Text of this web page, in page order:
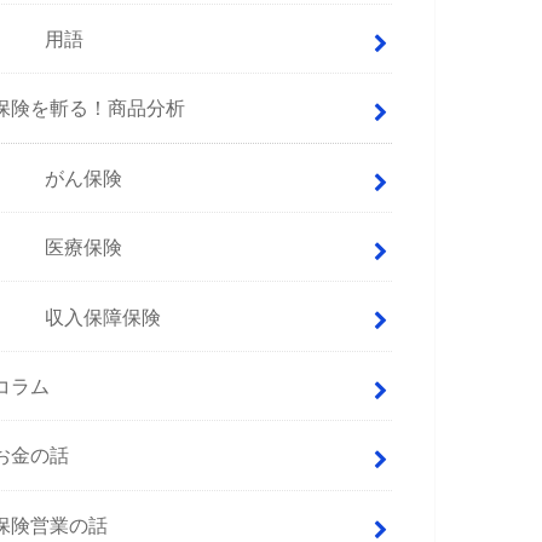
用語
険を斬る！商品分析
がん保険
医療保険
収入保障保険
ラム
金の話
険営業の話